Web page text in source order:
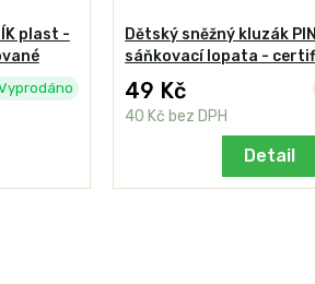
plast -
Dětský sněžný kluzák
sáňkovací lopata -
49 Kč
40 Kč bez DPH
Detail